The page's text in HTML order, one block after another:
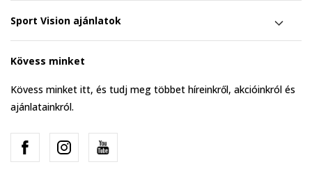
Sport Vision ajánlatok
Kövess minket
Kövess minket itt, és tudj meg többet híreinkről, akcióinkról és
ajánlatainkról.